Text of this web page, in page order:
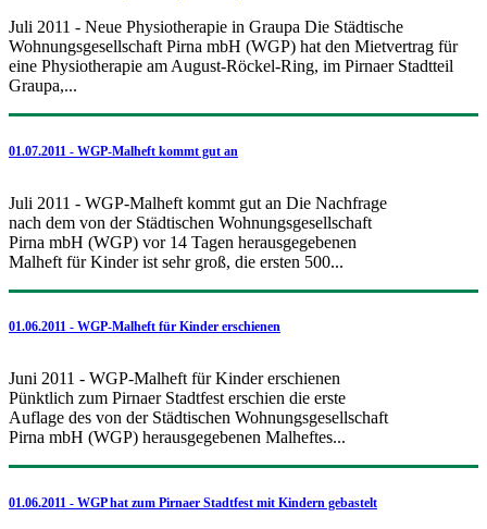
Juli 2011 - Neue Physiotherapie in Graupa Die Städtische
Wohnungsgesellschaft Pirna mbH (WGP) hat den Mietvertrag für
eine Physiotherapie am August-Röckel-Ring, im Pirnaer Stadtteil
Graupa,...
01.07.2011 - WGP-Malheft kommt gut an
Juli 2011 - WGP-Malheft kommt gut an Die Nachfrage
nach dem von der Städtischen Wohnungsgesellschaft
Pirna mbH (WGP) vor 14 Tagen herausgegebenen
Malheft für Kinder ist sehr groß, die ersten 500...
01.06.2011 - WGP-Malheft für Kinder erschienen
Juni 2011 - WGP-Malheft für Kinder erschienen
Pünktlich zum Pirnaer Stadtfest erschien die erste
Auflage des von der Städtischen Wohnungsgesellschaft
Pirna mbH (WGP) herausgegebenen Malheftes...
01.06.2011 - WGP hat zum Pirnaer Stadtfest mit Kindern gebastelt